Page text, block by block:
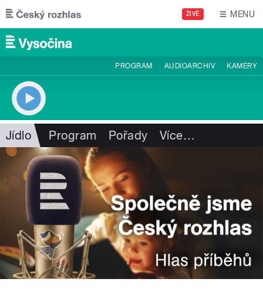
Přejít k hlavnímu obsahu
ŽIVĚ MENU
PROGRAM AUDIOARCHIV KAMERY
Jídlo Program Pořady Více…